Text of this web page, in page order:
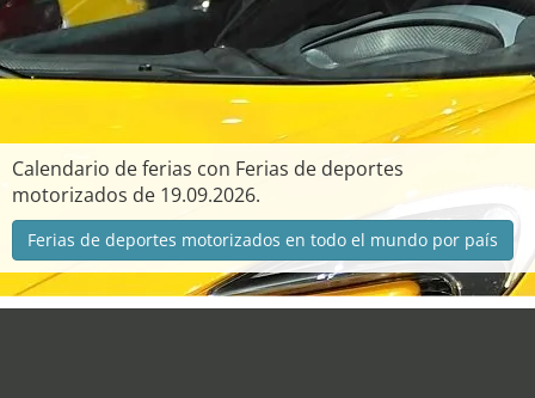
Calendario de ferias con Ferias de deportes
motorizados de 19.09.2026.
Ferias de deportes motorizados en todo el mundo por país